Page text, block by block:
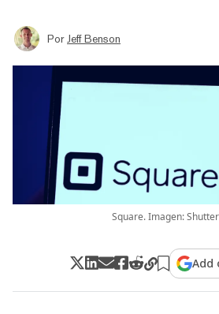
Por Jeff Benson
Square. Imagen:
Add